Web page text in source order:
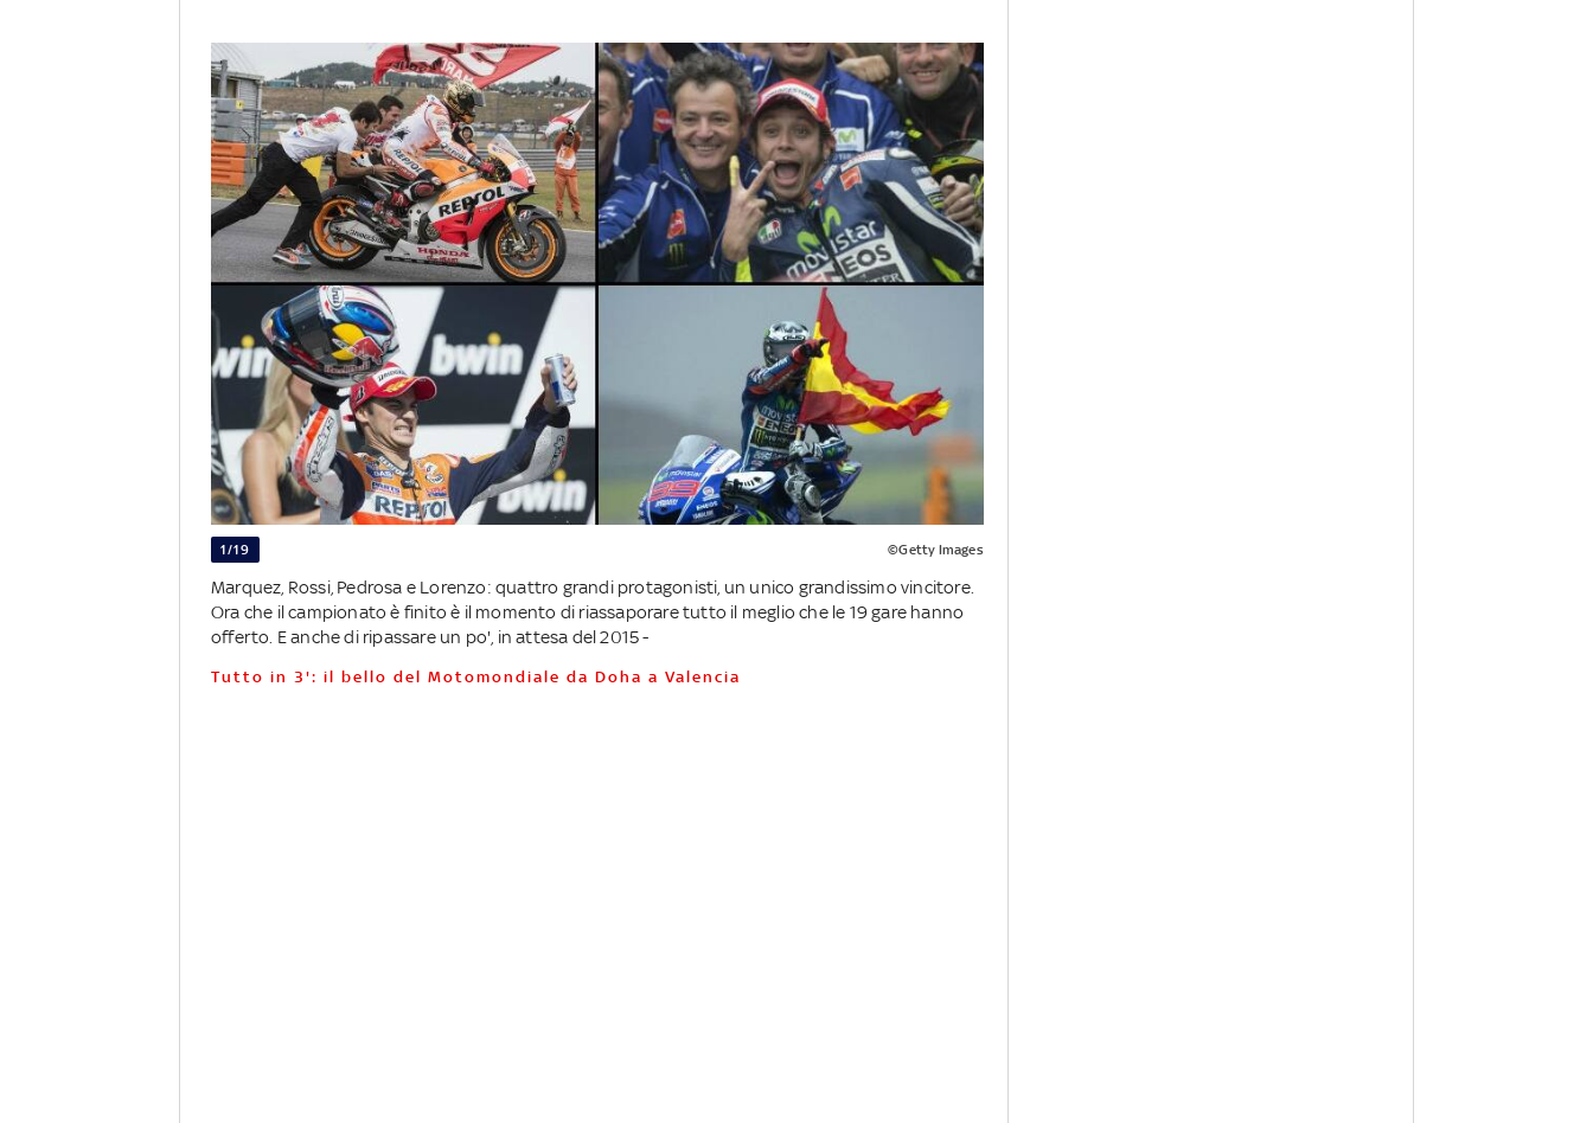
1/19 ©Getty Images
Marquez, Rossi, Pedrosa e Lorenzo: quattro grandi protagonisti, un unico grandissimo vincitore.
Ora che il campionato è finito è il momento di riassaporare tutto il meglio che le 19 gare hanno
offerto. E anche di ripassare un po', in attesa del 2015 -
Tutto in 3': il bello del Motomondiale da Doha a Valencia